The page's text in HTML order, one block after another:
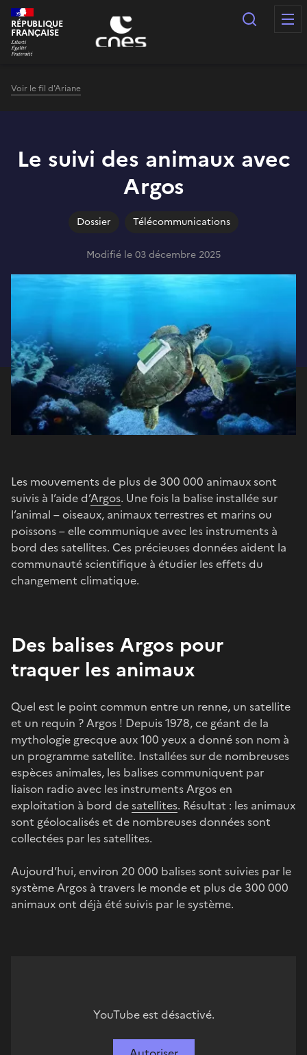
Panneau de gestion des cookies
RÉPUBLIQUE
FRANÇAISE
Voir le fil d'Ariane
Le suivi des animaux avec
Argos
Dossier Télécommunications
Modifié le 03 décembre 2025
Les mouvements de plus de 300 000 animaux sont
suivis à l’aide d’Argos. Une fois la balise installée sur
l’animal – oiseaux, animaux terrestres et marins ou
poissons – elle communique avec les instruments à
bord des satellites. Ces précieuses données aident la
communauté scientifique à étudier les effets du
changement climatique.
Des balises Argos pour
traquer les animaux
Quel est le point commun entre un renne, un satellite
et un requin ? Argos ! Depuis 1978, ce géant de la
mythologie grecque aux 100 yeux a donné son nom à
un programme satellite. Installées sur de nombreuses
espèces animales, les balises communiquent par
liaison radio avec les instruments Argos en
exploitation à bord desatellites. Résultat : les animaux
sont géolocalisés et de nombreuses données sont
collectées par les satellites.
Aujourd’hui, environ 20 000 balises sont suivies par le
système Argos à travers le monde et plus de 300 000
animaux ont déjà été suivis par le système.
YouTube est désactivé.